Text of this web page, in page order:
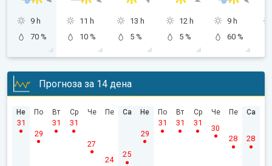
9 h
70 %
11 h
10 %
13 h
5 %
12 h
5 %
9 h
60 %
Прогноза за 14 дена
Не
31
По
29
Вт
31
Ср
31
Че
27
Пе
24
Са
25
Не
29
По
31
Вт
31
Ср
31
Че
30
Пе
28
Са
28